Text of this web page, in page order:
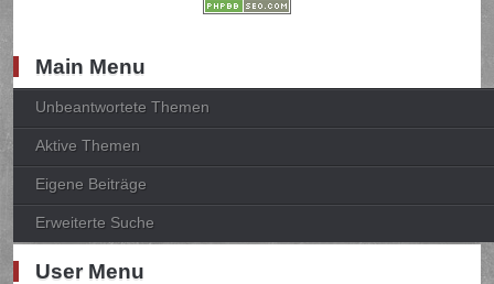
Main Menu
Unbeantwortete Themen
Aktive Themen
Eigene Beiträge
Erweiterte Suche
User Menu